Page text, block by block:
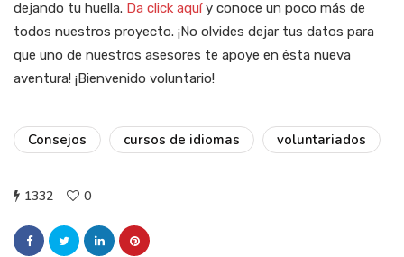
dejando tu huella. Da click aquíy conoce un poco más de
todos nuestros proyecto. ¡No olvides dejar tus datos para
que uno de nuestros asesores te apoye en ésta nueva
aventura! ¡Bienvenido voluntario!
Consejos cursos de idiomas voluntariados
1332 0